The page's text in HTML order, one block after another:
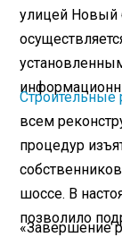
улицей Новый
Строительные
всем
процедур
шоссе. В
позволило
«Завершение